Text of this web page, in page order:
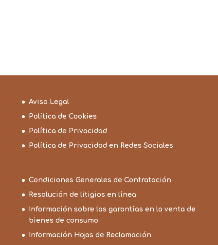
Aviso Legal
Política de Cookies
Política de Privacidad
Política de Privacidad en Redes Sociales
Condiciones Generales de Contratación
Resolución de litigios en línea
Información sobre las garantías en la venta de
bienes de consumo
Información Hojas de Reclamación